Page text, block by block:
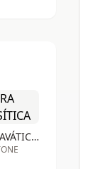
PILHA DE PEDRA LAVÁTICA ANDESÍTICA